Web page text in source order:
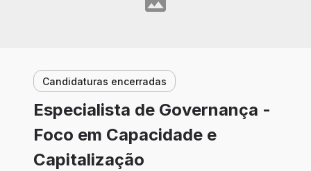
Candidaturas encerradas
Especialista de Governança -
Foco em Capacidade e
Capitalização